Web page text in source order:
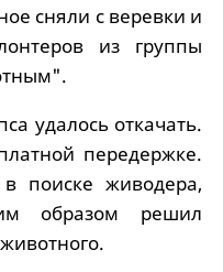
сняли с веревки и
из группы
удалось откачать.
передержке.
поиске живодера,
образом решил